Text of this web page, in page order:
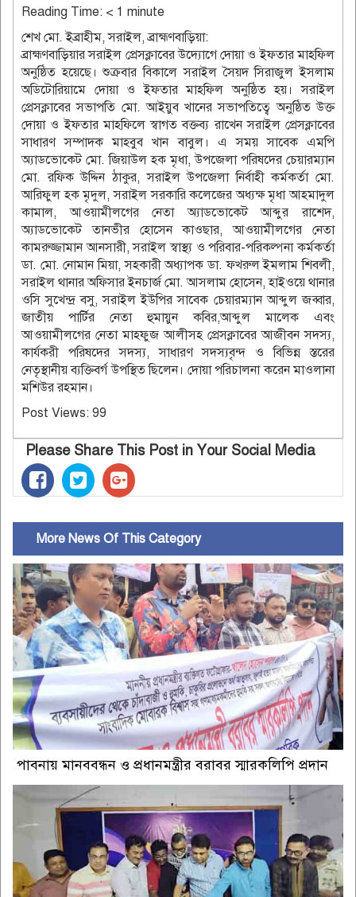
Reading Time: < 1 minute
শেখ মো. ইব্রাহীম, সরাইল, ব্রাহ্মণবাড়িয়া:
ব্রাহ্মণবাড়িয়ার সরাইল প্রেসক্লাবের উদ্যোগে দোয়া ও ইফতার মাহফিল
অনুষ্ঠিত হয়েছে। শুক্রবার বিকালে সরাইল সৈয়দ সিরাজুল ইসলাম
অডিটোরিয়ামে দোয়া ও ইফতার মাহফিল অনুষ্ঠিত হয়। সরাইল
প্রেসক্লাবের সভাপতি মো. আইয়ুব খানের সভাপতিত্বে অনুষ্ঠিত উক্ত
দোয়া ও ইফতার মাহফিলে স্বাগত বক্তব্য রাখেন সরাইল প্রেসক্লাবের
সাধারণ সম্পাদক মাহবুব খান বাবুল। এ সময় সাবেক এমপি
অ্যাডভোকেট মো. জিয়াউল হক মৃধা, উপজেলা পরিষদের চেয়ারম্যান
মো. রফিক উদ্দিন ঠাকুর, সরাইল উপজেলা নির্বাহী কর্মকর্তা মো.
আরিফুল হক মৃদুল, সরাইল সরকারি কলেজের অধ্যক্ষ মৃধা আহমাদুল
কামাল, আওয়ামীলগের নেতা অ্যাডভোকেট আব্দুর রাশেদ,
অ্যাডভোকেট তানভীর হোসেন কাওছার, আওয়ামীলগের নেতা
কামরুজ্জামান আনসারী, সরাইল স্বাস্থ্য ও পরিবার-পরিকল্পনা কর্মকর্তা
ডা. মো. নোমান মিয়া, সহকারী অধ্যাপক ডা. ফখরুল ইমলাম শিবলী,
সরাইল থানার অফিসার ইনচার্জ মো. আসলাম হোসেন, হাইওয়ে থানার
ওসি সুখেন্দ্র বসু, সরাইল ইউপির সাবেক চেয়ারম্যান আব্দুল জব্বার,
জাতীয় পার্টির নেতা হুমায়ুন কবির,আব্দুল মালেক এবং
আওয়ামীলগের নেতা মাহফুজ আলীসহ প্রেসক্লাবের আজীবন সদস্য,
কার্যকরী পরিষদের সদস্য, সাধারণ সদস্যবৃন্দ ও বিভিন্ন স্তরের
নেতৃস্থানীয় ব্যক্তিবর্গ উপস্থিত ছিলেন। দোয়া পরিচালনা করেন মাওলানা
মশিউর রহমান।
Post Views: 99
Please Share This Post in Your Social Media
More News Of This Category
পাবনায় মানববন্ধন ও প্রধানমন্ত্রীর বরাবর স্মারকলিপি প্রদান